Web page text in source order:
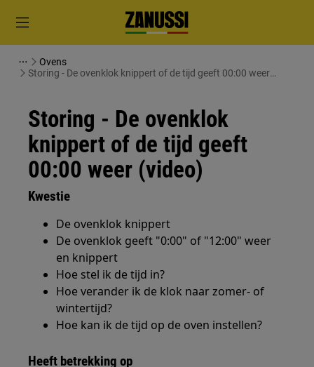
Ovens
Storing - De ovenklok knippert of de tijd geeft 00:00 weer
Storing - De ovenklok
knippert of de tijd geeft
00:00 weer (video)
Kwestie
De ovenklok knippert
De ovenklok geeft "0:00" of "12:00" weer
en knippert
Hoe stel ik de tijd in?
Hoe verander ik de klok naar zomer- of
wintertijd?
Hoe kan ik de tijd op de oven instellen?
Heeft betrekking op